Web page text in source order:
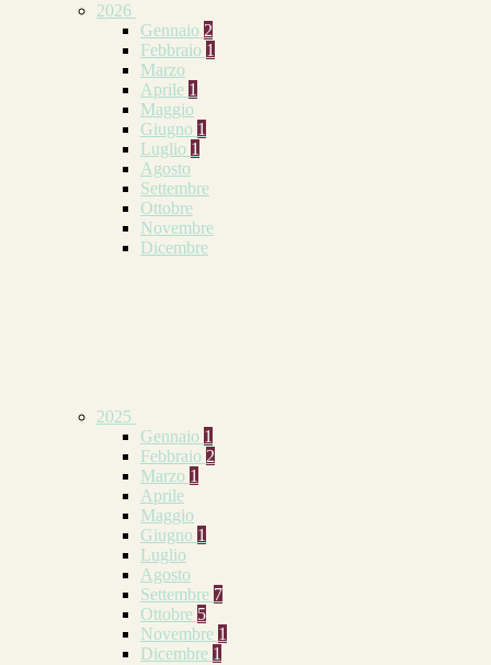
2026
Gennaio 2
Febbraio 1
Marzo
Aprile 1
Maggio
Giugno 1
Luglio 1
Agosto
Settembre
Ottobre
Novembre
Dicembre
2025
Gennaio 1
Febbraio 2
Marzo 1
Aprile
Maggio
Giugno 1
Luglio
Agosto
Settembre 7
Ottobre 5
Novembre 1
Dicembre 1